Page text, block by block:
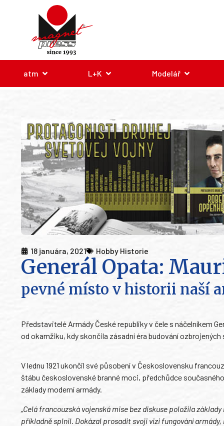
atm L+K Modelář
18 januára, 2021 Hobby Historie
Generál Opata:
pevné místo v historii naší
Představitelé Armády České republiky v čele s náčelníkem
od okamžiku, kdy skončila zásadní éra budování ozbrojených
V lednu 1921 ukončil své působení v Československu
štábu československé branné moci, předchůdce
základy moderní armády.
„Celá francouzská vojenská mise bez diskuse položila
příkladně splnil. Dokázal prosadit svoji vizi fungování